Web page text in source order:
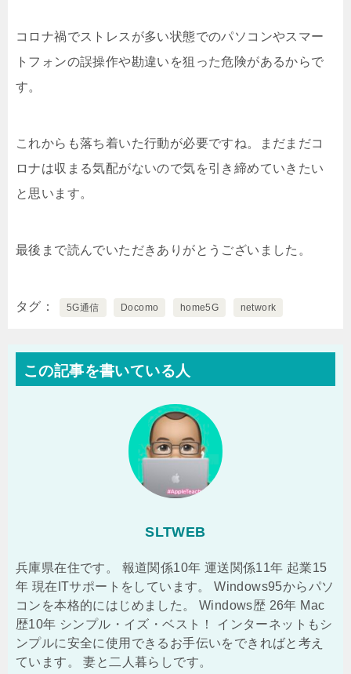
コロナ禍でストレスが多い状態でのパソコンやスマー
トフォンの誤操作や勘違いを狙った危険があるからで
す。
これからも落ち着いた行動が必要ですね。まだまだコ
ロナは収まる気配がないので気を引き締めていきたい
と思います。
最後まで読んでいただきありがとうございました。
タグ 5G通信 Docomo home5G network
この記事を書いている人
SLTWEB
兵庫県在住です。 報道関係10年 運送関係11年 起業15
年 現在ITサポートをしています。 Windows95からパソ
コンを本格的にはじめました。 Windows歴 26年 Mac
歴10年 シンプル・イズ・ベスト！ インターネットもシ
ンプルに安全に使用できるお手伝いをできればと考え
ています。 妻と二人暮らしです。